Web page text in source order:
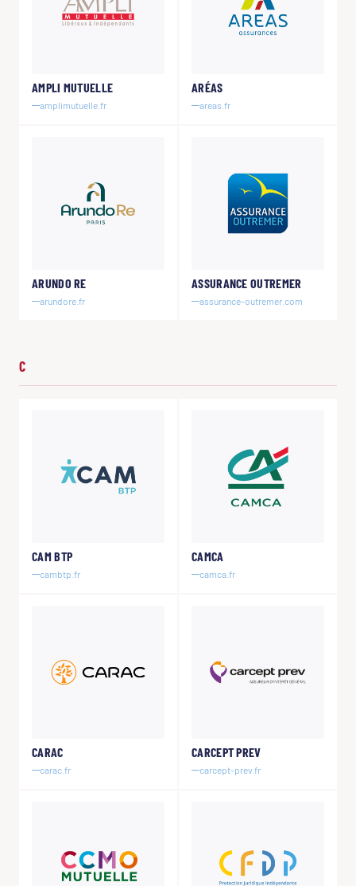
AMPLI MUTUELLE
amplimutuelle.fr
ARÉAS
areas.fr
ARUNDO RE
arundore.fr
ASSURANCE OUTREMER
assurance-outremer.com
C
CAM BTP
cambtp.fr
CAMCA
camca.fr
CARAC
carac.fr
CARCEPT PREV
carcept-prev.fr